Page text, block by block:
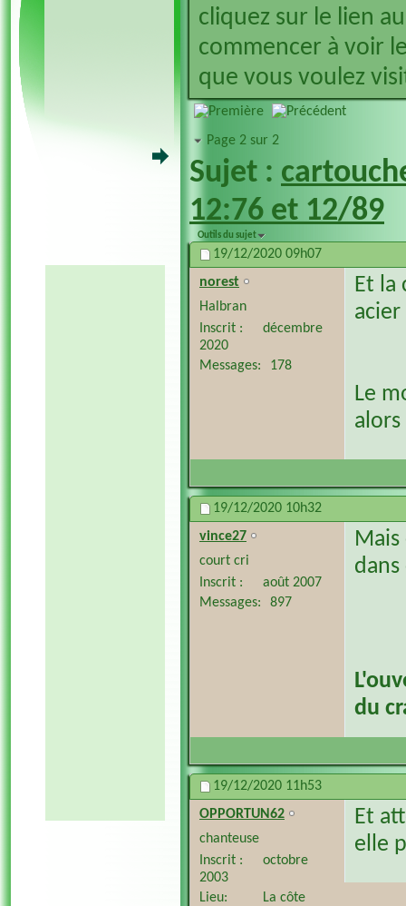
cliquez sur le lien
commencer à voir
que vous voulez
Page 2 sur 2
Sujet :
12:76 et 12/89
Outils du sujet
19/12/2020 09h07
norest
Halbran
Inscrit
décembre
2020
Messages
178
Et la
Le
19/12/2020 10h32
vince27
court cri
Inscrit
août 2007
Messages
897
dans
du
19/12/2020 11h53
OPPORTUN62
chanteuse
Inscrit
octobre
2003
Lieu
La côte
Et
elle